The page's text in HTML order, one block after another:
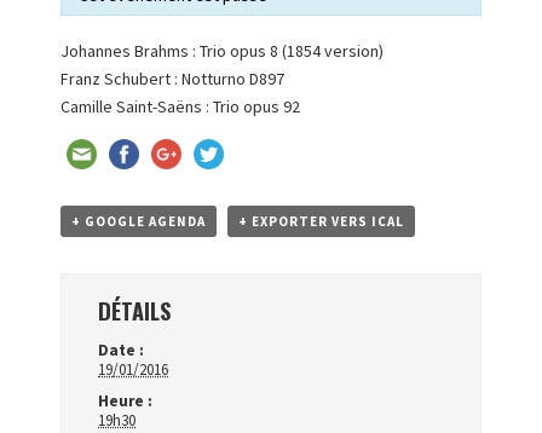
Johannes Brahms : Trio opus 8 (1854 version)
Franz Schubert : Notturno D897
Camille Saint-Saëns : Trio opus 92
+ GOOGLE AGENDA + EXPORTER VERS ICAL
DÉTAILS
Date :
19/01/2016
Heure :
19h30